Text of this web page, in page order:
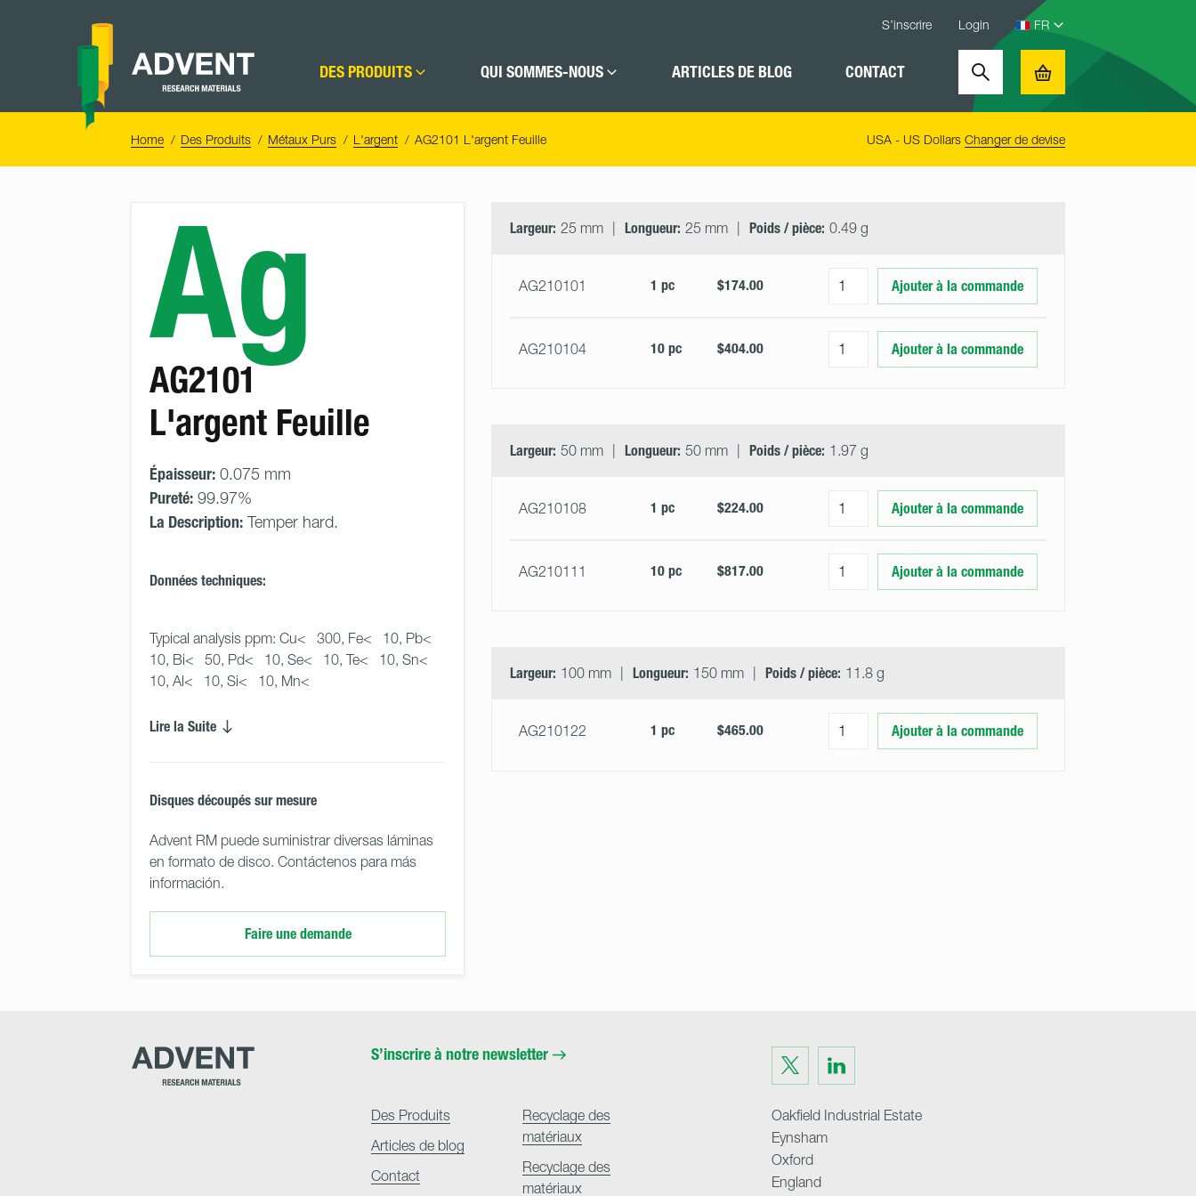
S’inscrire Login
DES PRODUITS QUI SOMMES-NOUS ARTICLES DE BLOG CONTACT Search Basket
Home Des Produits Métaux Purs L'argent AG2101 L'argent Feuille USA - US Dollars Changer de devise
Ag
AG2101
L'argent Feuille
Épaisseur: 0.075 mm
Pureté: 99.97%
La Description: Temper hard.
Données techniques:
Typical analysis ppm: Cu<   300, Fe<   10, Pb<
10, Bi<   50, Pd<   10, Se<   10, Te<   10, Sn<
10, Al<   10, Si<   10, Mn<
Lire la Suite
Disques découpés sur mesure
Advent RM puede suministrar diversas láminas
en formato de disco. Contáctenos para más
información.
Faire une demande
QuantityLargeur: 25 mm Longueur: 25 mm Poids / pièce: 0.49 g
AG210101 1 pc $174.00 Ajouter à la commande
AG210104 10 pc $404.00 Ajouter à la commande
Largeur: 50 mm Longueur: 50 mm Poids / pièce: 1.97 g
AG210108 1 pc $224.00 Ajouter à la commande
AG210111 10 pc $817.00 Ajouter à la commande
Largeur: 100 mm Longueur: 150 mm Poids / pièce: 11.8 g
AG210122 1 pc $465.00 Ajouter à la commande
S’inscrire à notre newsletter
Visit
us
on
Twitter
Visit
on
LinkedIn
Des Produits
Articles de blog
Contact
Recyclage des
matériaux
Recyclage des
matériaux
Oakfield Industrial Estate
Eynsham
Oxford
England